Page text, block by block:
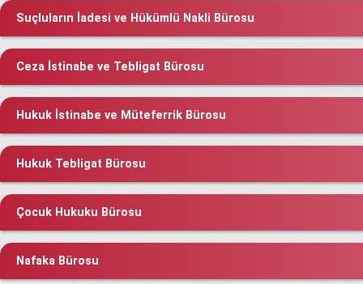
Suçluların İadesi ve Hükümlü Nakli Bürosu
Ceza İstinabe ve Tebligat Bürosu
Hukuk İstinabe ve Müteferrik Bürosu
Hukuk Tebligat Bürosu
Çocuk Hukuku Bürosu
Nafaka Bürosu